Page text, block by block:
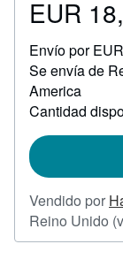
Precio
18,01
EUR
Envío por
Se envía de
America
Cantidad
Vendido por
Reino Unido